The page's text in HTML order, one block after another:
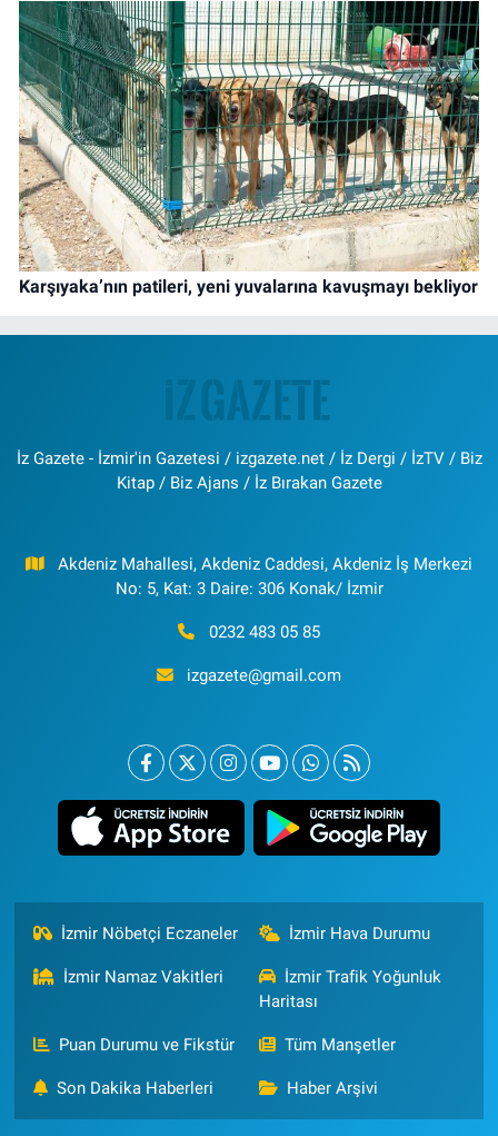
Karşıyaka’nın patileri, yeni yuvalarına kavuşmayı bekliyor
İz Gazete - İzmir'in Gazetesi / izgazete.net / İz Dergi / İzTV / Biz
Kitap / Biz Ajans / İz Bırakan Gazete
Akdeniz Mahallesi, Akdeniz Caddesi, Akdeniz İş Merkezi
No: 5, Kat: 3 Daire: 306 Konak/ İzmir
0232 483 05 85
izgazete@gmail.com
İzmir Nöbetçi Eczaneler İzmir Hava Durumu
İzmir Namaz Vakitleri
İzmir Trafik Yoğunluk
Haritası
Puan Durumu ve Fikstür Tüm Manşetler
Son Dakika Haberleri Haber Arşivi